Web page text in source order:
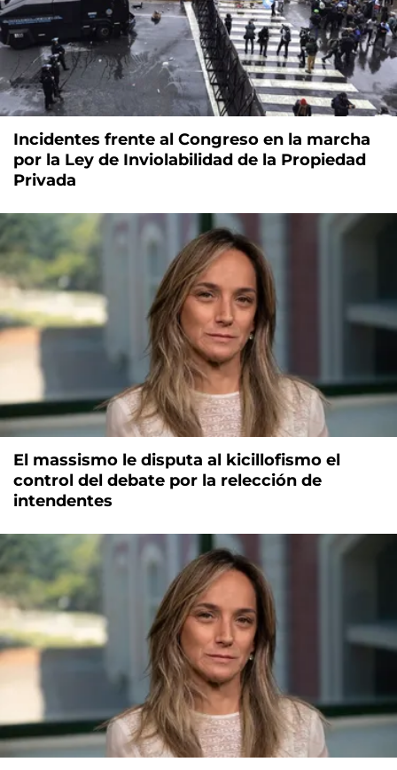
Incidentes frente al Congreso en la marcha
por la Ley de Inviolabilidad de la Propiedad
Privada
El massismo le disputa al kicillofismo el
control del debate por la relección de
intendentes